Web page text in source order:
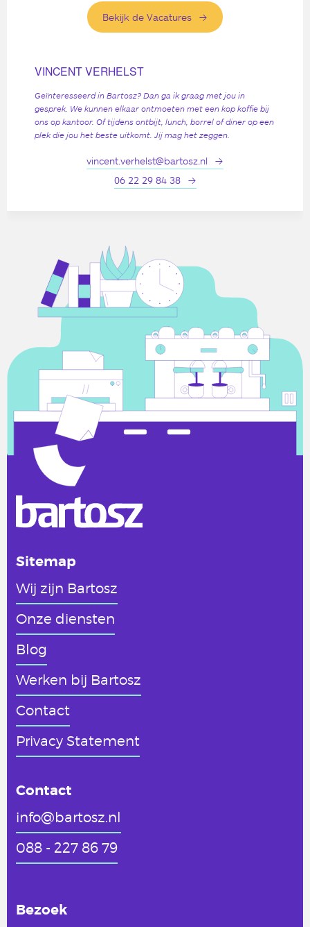
Bekijk de Vacatures
VINCENT VERHELST
Geïnteresseerd in Bartosz? Dan ga ik graag met jou in
gesprek. We kunnen elkaar ontmoeten met een kop koffie bij
ons op kantoor. Of tijdens ontbijt, lunch, borrel of diner op een
plek die jou het beste uitkomt. Jij mag het zeggen.
vincent.verhelst@bartosz.nl
06 22 29 84 38
Sitemap
Wij zijn Bartosz
Onze diensten
Blog
Werken bij Bartosz
Contact
Privacy Statement
Contact
info@bartosz.nl
088 - 227 86 79
Bezoek